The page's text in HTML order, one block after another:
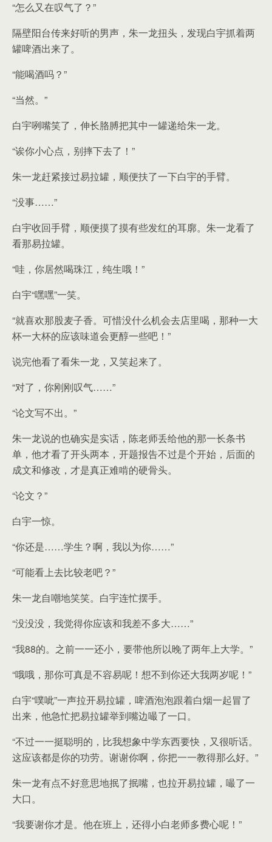
“怎么又在叹气了？”
隔壁阳台传来好听的男声，朱一龙扭头，发现白宇抓着两
罐啤酒出来了。
“能喝酒吗？”
“当然。”
白宇咧嘴笑了，伸长胳膊把其中一罐递给朱一龙。
“诶你小心点，别摔下去了！”
朱一龙赶紧接过易拉罐，顺便扶了一下白宇的手臂。
“没事……”
白宇收回手臂，顺便摸了摸有些发红的耳廓。朱一龙看了
看那易拉罐。
“哇，你居然喝珠江，纯生哦！”
白宇“嘿嘿”一笑。
“就喜欢那股麦子香。可惜没什么机会去店里喝，那种一大
杯一大杯的应该味道会更醇一些吧！”
说完他看了看朱一龙，又笑起来了。
“对了，你刚刚叹气……”
“论文写不出。”
朱一龙说的也确实是实话，陈老师丢给他的那一长条书
单，他才看了开头两本，开题报告不过是个开始，后面的
成文和修改，才是真正难啃的硬骨头。
“论文？”
白宇一惊。
“你还是……学生？啊，我以为你……”
“可能看上去比较老吧？”
朱一龙自嘲地笑笑。白宇连忙摆手。
“没没没，我觉得你应该和我差不多大……”
“我88的。之前一一还小，要带他所以晚了两年上大学。”
“哦哦，那你可真是不容易呢！想不到你还大我两岁呢！”
白宇“噗呲”一声拉开易拉罐，啤酒泡泡跟着白烟一起冒了
出来，他急忙把易拉罐举到嘴边嘬了一口。
“不过一一挺聪明的，比我想象中学东西要快，又很听话。
这应该都是你的功劳。谢谢你啊，你把一一教得那么好。”
朱一龙有点不好意思地抿了抿嘴，也拉开易拉罐，嘬了一
大口。
“我要谢你才是。他在班上，还得小白老师多费心呢！”